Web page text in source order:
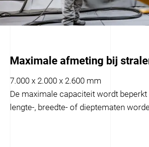
Maximale afmeting bij
7.000 x 2.000 x 2.600 mm
De maximale capaciteit wordt
lengte-, breedte- of dieptematen